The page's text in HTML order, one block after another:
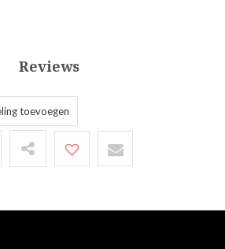
Reviews
toevoegen